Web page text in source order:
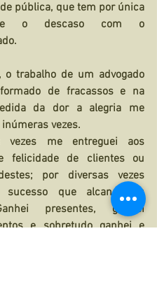
pública, que tem por única
o descaso com o
o trabalho de um advogado
de fracassos e na
da dor a alegria me
vezes.
vezes me entreguei aos
felicidade de clientes ou
por diversas vezes
que alcançamos
presentes, ganhei
e sobretudo ganhei e